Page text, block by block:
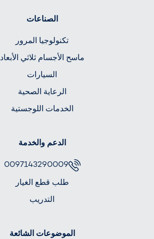
الصناعات
تكنولوجيا المرور
ماسح الأجسام ثلاثي الأبعاد
السيارات
الرعاية الصحية
الخدمات اللوجستية
الدعم والخدمة
0097143290009
طلب قطع الغيار
التدريب
الموضوعات الشائعة